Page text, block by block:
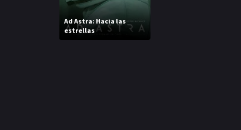
Ad Astra: Hacia las
estrellas